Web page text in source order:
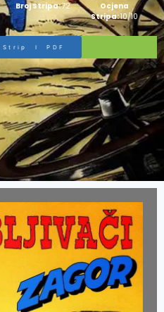
Broj Stripa:72
Ocjena
Stripa:10/10
Strip I PDF